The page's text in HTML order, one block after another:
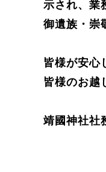
示され、業
御遺族・崇
皆様が安心
皆様のお越
靖國神社社